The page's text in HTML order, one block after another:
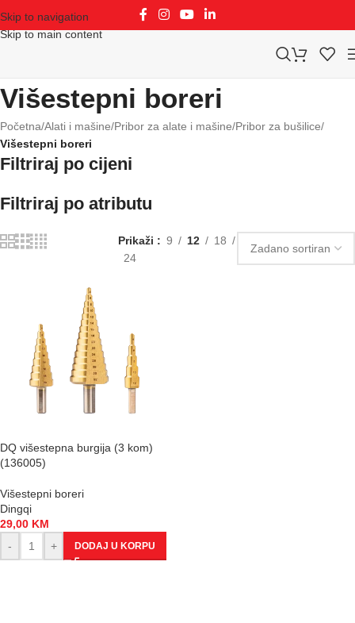
Skip to navigation
Skip to main content
Višestepni boreri
Početna/Alati i mašine/Pribor za alate i mašine/Pribor za bušilice/
Višestepni boreri
Filtriraj po cijeni
Filtriraj po atributu
Prikaži 9 12
18
24
DQ višestepna burgija (3 kom)
(136005)
Višestepni boreri
Dingqi
29,00 KM
-
+ DODAJ U KORPU